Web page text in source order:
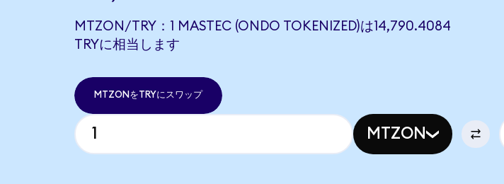
MTZON/TRY：1 MASTEC (ONDO TOKENIZED)は14,790.4084
TRYに相当します
MTZONをTRYにスワップ
MTZON